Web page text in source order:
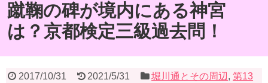
蹴鞠の碑が境内にある神宮
は？京都検定三級過去問！
2017/10/31 2021/5/31 堀川通とその周辺 ,第13